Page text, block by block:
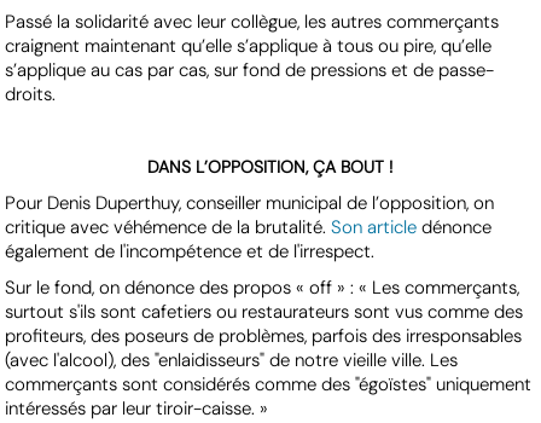
Passé la solidarité avec leur collègue, les autres commerçants
craignent maintenant qu’elle s’applique à tous ou pire, qu’elle
s’applique au cas par cas, sur fond de pressions et de passe-
droits.
DANS L’OPPOSITION, ÇA BOUT !
Pour Denis Duperthuy, conseiller municipal de l’opposition, on
critique avec véhémence de la brutalité.Son article dénonce
également de l'incompétence et de l'irrespect.
Sur le fond, on dénonce des propos « off » : « Les commerçants,
surtout s'ils sont cafetiers ou restaurateurs sont vus comme des
profiteurs, des poseurs de problèmes, parfois des irresponsables
(avec l'alcool), des "enlaidisseurs" de notre vieille ville. Les
commerçants sont considérés comme des "égoïstes" uniquement
intéressés par leur tiroir-caisse. »